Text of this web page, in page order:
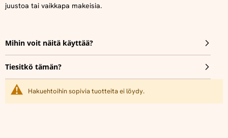
juustoa tai vaikkapa makeisia.
Mihin voit näitä käyttää?
Tiesitkö tämän?
Hakuehtoihin sopivia tuotteita ei löydy.